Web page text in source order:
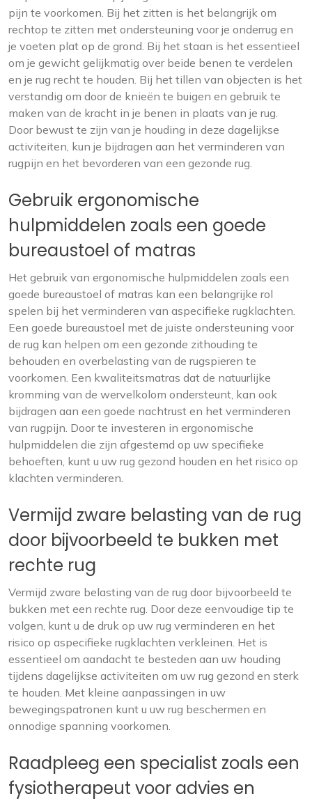
pijn te voorkomen. Bij het zitten is het belangrijk om
rechtop te zitten met ondersteuning voor je onderrug en
je voeten plat op de grond. Bij het staan is het essentieel
om je gewicht gelijkmatig over beide benen te verdelen
en je rug recht te houden. Bij het tillen van objecten is het
verstandig om door de knieën te buigen en gebruik te
maken van de kracht in je benen in plaats van je rug.
Door bewust te zijn van je houding in deze dagelijkse
activiteiten, kun je bijdragen aan het verminderen van
rugpijn en het bevorderen van een gezonde rug.
Gebruik ergonomische
hulpmiddelen zoals een goede
bureaustoel of matras
Het gebruik van ergonomische hulpmiddelen zoals een
goede bureaustoel of matras kan een belangrijke rol
spelen bij het verminderen van aspecifieke rugklachten.
Een goede bureaustoel met de juiste ondersteuning voor
de rug kan helpen om een gezonde zithouding te
behouden en overbelasting van de rugspieren te
voorkomen. Een kwaliteitsmatras dat de natuurlijke
kromming van de wervelkolom ondersteunt, kan ook
bijdragen aan een goede nachtrust en het verminderen
van rugpijn. Door te investeren in ergonomische
hulpmiddelen die zijn afgestemd op uw specifieke
behoeften, kunt u uw rug gezond houden en het risico op
klachten verminderen.
Vermijd zware belasting van de rug
door bijvoorbeeld te bukken met
rechte rug
Vermijd zware belasting van de rug door bijvoorbeeld te
bukken met een rechte rug. Door deze eenvoudige tip te
volgen, kunt u de druk op uw rug verminderen en het
risico op aspecifieke rugklachten verkleinen. Het is
essentieel om aandacht te besteden aan uw houding
tijdens dagelijkse activiteiten om uw rug gezond en sterk
te houden. Met kleine aanpassingen in uw
bewegingspatronen kunt u uw rug beschermen en
onnodige spanning voorkomen.
Raadpleeg een specialist zoals een
fysiotherapeut voor advies en